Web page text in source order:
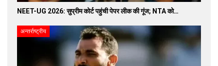
NEET-UG 2026: सुप्रीम कोर्ट पहुंची पेपर लीक की गूंज; NTA को…
अन्तर्राष्ट्रीय